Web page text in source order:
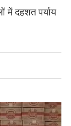
में दहशत पर्याय